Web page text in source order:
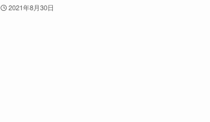
2021年8月30日